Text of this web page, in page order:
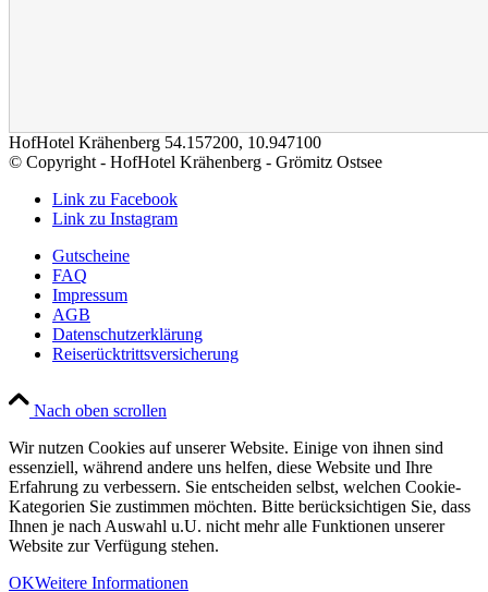
HofHotel Krähenberg 54.157200, 10.947100
© Copyright - HofHotel Krähenberg - Grömitz Ostsee
Link zu Facebook
Link zu Instagram
Gutscheine
FAQ
Impressum
AGB
Datenschutzerklärung
Reiserücktrittsversicherung
Nach oben scrollen
Wir nutzen Cookies auf unserer Website. Einige von ihnen sind
essenziell, während andere uns helfen, diese Website und Ihre
Erfahrung zu verbessern. Sie entscheiden selbst, welchen Cookie-
Kategorien Sie zustimmen möchten. Bitte berücksichtigen Sie, dass
Ihnen je nach Auswahl u.U. nicht mehr alle Funktionen unserer
Website zur Verfügung stehen.
OKWeitere Informationen